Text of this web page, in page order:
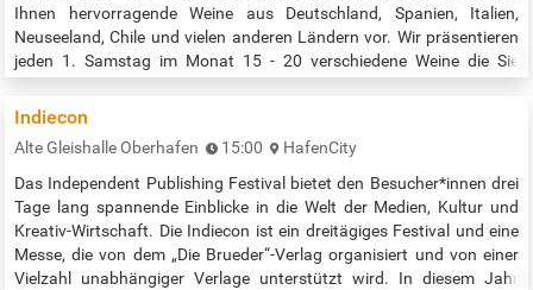
Ihnen hervorragende Weine aus Deutschland, Spanien, Italien,
Neuseeland, Chile und vielen anderen Ländern vor. Wir präsentieren
jeden 1. Samstag im Monat 15 - 20 verschiedene Weine die Sie
info@weinhaus-venum.de für die Weinprobe anmelden, erhalten Sie
Indiecon
Alte Gleishalle Oberhafen 15:00
HafenCity
Das Independent Publishing Festival bietet den Besucher*innen drei
Tage lang spannende Einblicke in die Welt der Medien, Kultur und
Kreativ-Wirtschaft. Die Indiecon ist ein dreitägiges Festival und eine
Messe, die von dem „Die Brueder“-Verlag organisiert und von einer
Vielzahl unabhängiger Verlage unterstützt wird. In diesem Jahr